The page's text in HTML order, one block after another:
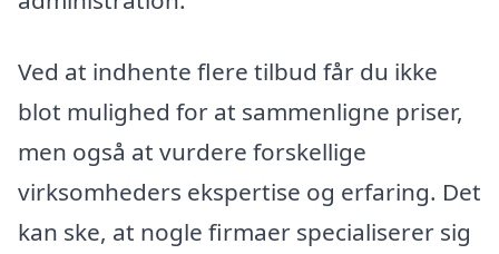
Ved at indhente flere tilbud får du ikke
blot mulighed for at sammenligne priser,
men også at vurdere forskellige
virksomheders ekspertise og erfaring. Det
kan ske, at nogle firmaer specialiserer sig